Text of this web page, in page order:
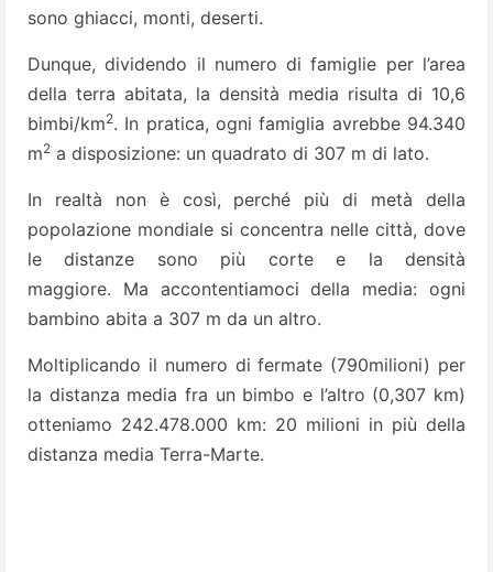
sono ghiacci, monti, deserti.
Dunque, dividendo il numero di famiglie per l’a­rea
della terra abitata, la densità media risulta di 10,6
bimbi/km2. In pratica, ogni famiglia avrebbe 94.340
m2 a dispo­sizione: un quadrato di 307 m di lato.
In realtà non è così, perché più di metà della
popolazione mondiale si concentra nelle città, dove
le distanze sono più corte e la densità
maggiore. Ma accontentiamoci della media: ogni
bambino abita a 307 m da un altro.
Moltiplicando il numero di fermate (790milioni) per
la distanza media fra un bimbo e l’altro (0,307 km)
otteniamo 242.478.000 km: 20 milioni in più della
distanza media Terra-Marte.